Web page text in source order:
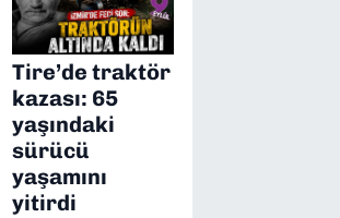
Tire’de traktör
kazası: 65
yaşındaki
sürücü
yaşamını
yitirdi